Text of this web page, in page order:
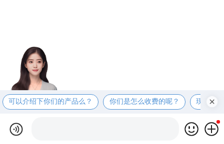
可以介绍下你们的产品么？ 你们是怎么收费的呢？ 现在有